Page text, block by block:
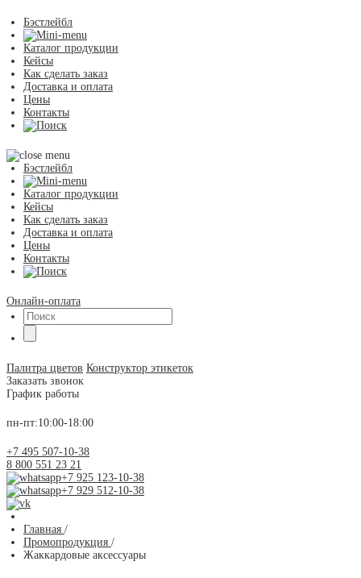
Бэстлейбл
Каталог продукции
Кейсы
Как сделать заказ
Доставка и оплата
Цены
Контакты
Бэстлейбл
Каталог продукции
Кейсы
Как сделать заказ
Доставка и оплата
Цены
Контакты
Онлайн-оплата
Палитра цветов Конструктор этикеток
Заказать звонок
График работы
пн-пт:10:00-18:00
+7 495 507-10-38
8 800 551 23 21
+7 925 123-10-38
+7 929 512-10-38
Главная /
Промопродукция /
Жаккардовые аксессуары